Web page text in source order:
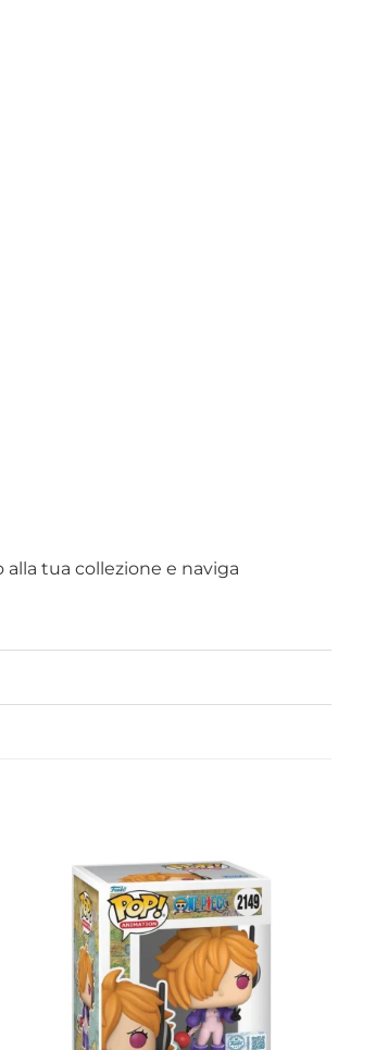
tua collezione e naviga